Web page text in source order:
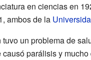
en ciencias en
ambos de la
tuvo un problema de
parálisis y